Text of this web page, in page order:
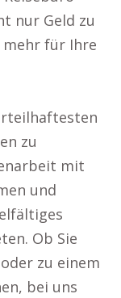
nur Geld zu
mehr für Ihre
zu
mit
und
Ob Sie
zu einem
bei uns